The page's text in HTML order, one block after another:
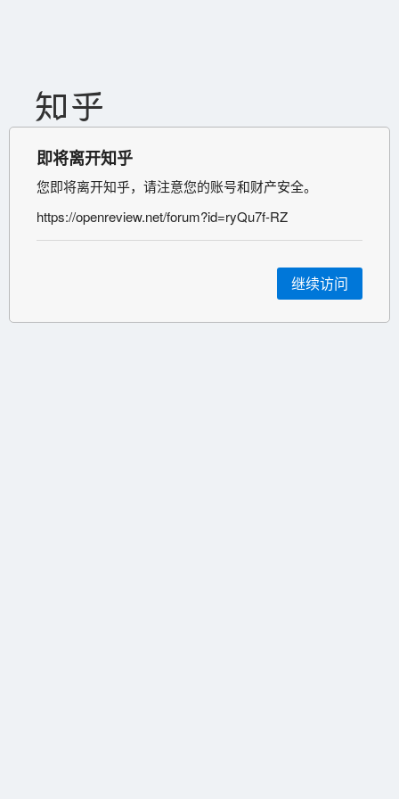
即将离开知乎
您即将离开知乎，请注意您的账号和财产安全。
https://openreview.net/forum?id=ryQu7f-RZ
继续访问